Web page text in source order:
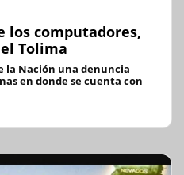
los computadores,
Tolima
la Nación una denuncia
en donde se cuenta con